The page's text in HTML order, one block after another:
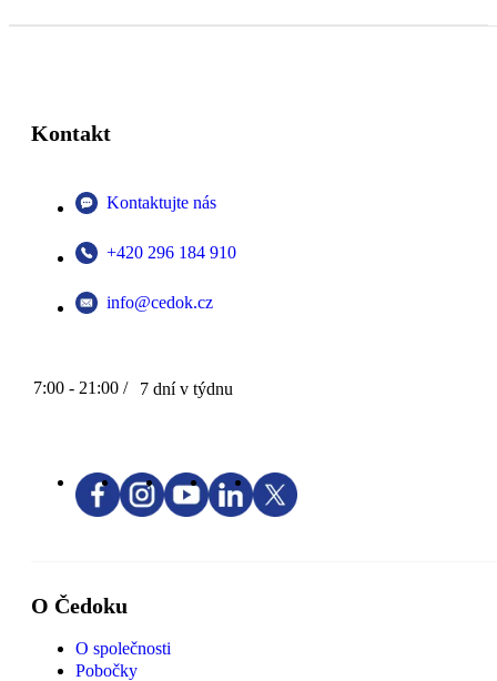
Kontakt
Kontaktujte nás
+420 296 184 910
info@cedok.cz
7:00 - 21:00 / 7 dní v týdnu
O Čedoku
O společnosti
Pobočky